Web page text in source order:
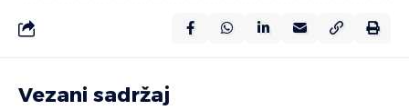
Vezani sadržaj